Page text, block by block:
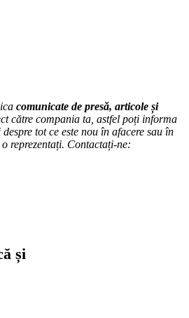
comunicate de presă, articole și
către compania ta, astfel poți informa
tot ce este nou în afacere sau în
reprezentați. Contactați-ne:
și